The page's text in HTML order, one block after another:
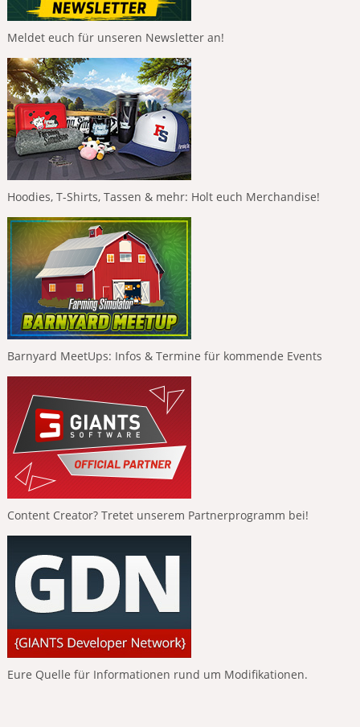
Meldet euch für unseren Newsletter an!
Hoodies, T-Shirts, Tassen & mehr: Holt euch Merchandise!
Barnyard MeetUps: Infos & Termine für kommende Events
Content Creator? Tretet unserem Partnerprogramm bei!
Eure Quelle für Informationen rund um Modifikationen.